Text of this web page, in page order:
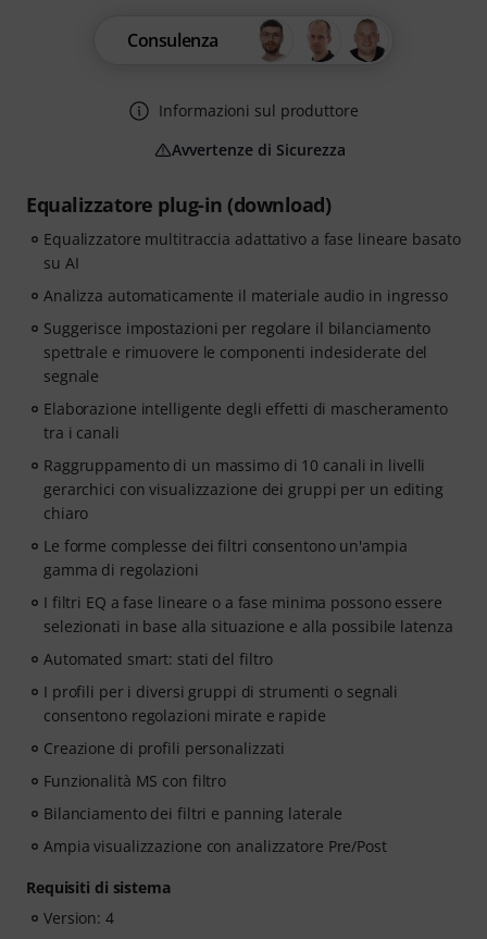
Equalizzatore plug-in (download)
Equalizzatore multitraccia adattativo a fase lineare basato
su AI
Analizza automaticamente il materiale audio in ingresso
Suggerisce impostazioni per regolare il bilanciamento
spettrale e rimuovere le componenti indesiderate del
segnale
Elaborazione intelligente degli effetti di mascheramento
tra i canali
Raggruppamento di un massimo di 10 canali in livelli
gerarchici con visualizzazione dei gruppi per un editing
chiaro
Le forme complesse dei filtri consentono un'ampia
gamma di regolazioni
I filtri EQ a fase lineare o a fase minima possono essere
selezionati in base alla situazione e alla possibile latenza
Automated smart: stati del filtro
I profili per i diversi gruppi di strumenti o segnali
consentono regolazioni mirate e rapide
Creazione di profili personalizzati
Funzionalità MS con filtro
Bilanciamento dei filtri e panning laterale
Ampia visualizzazione con analizzatore Pre/Post
Requisiti di sistema
Version: 4
Consulenza
Informazioni sul produttore
Avvertenze di Sicurezza